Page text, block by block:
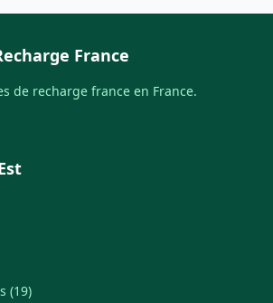
France
de recharge france en France.
(19)